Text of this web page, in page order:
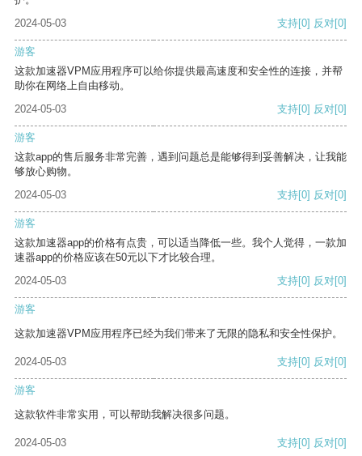
2024-05-03
支持[0] 反对[0]
游客
这款加速器VPM应用程序可以给你提供最高速度和安全性的连接，并帮
助你在网络上自由移动。
2024-05-03
支持[0] 反对[0]
游客
这款app的售后服务非常完善，遇到问题总是能够得到妥善解决，让我能
够放心购物。
2024-05-03
支持[0] 反对[0]
游客
这款加速器app的价格有点贵，可以适当降低一些。我个人觉得，一款加
速器app的价格应该在50元以下才比较合理。
2024-05-03
支持[0] 反对[0]
游客
这款加速器VPM应用程序已经为我们带来了无限的隐私和安全性保护。
2024-05-03 支持[0] 反对[0]
游客
这款软件非常实用，可以帮助我解决很多问题。
2024-05-03 支持[0] 反对[0]